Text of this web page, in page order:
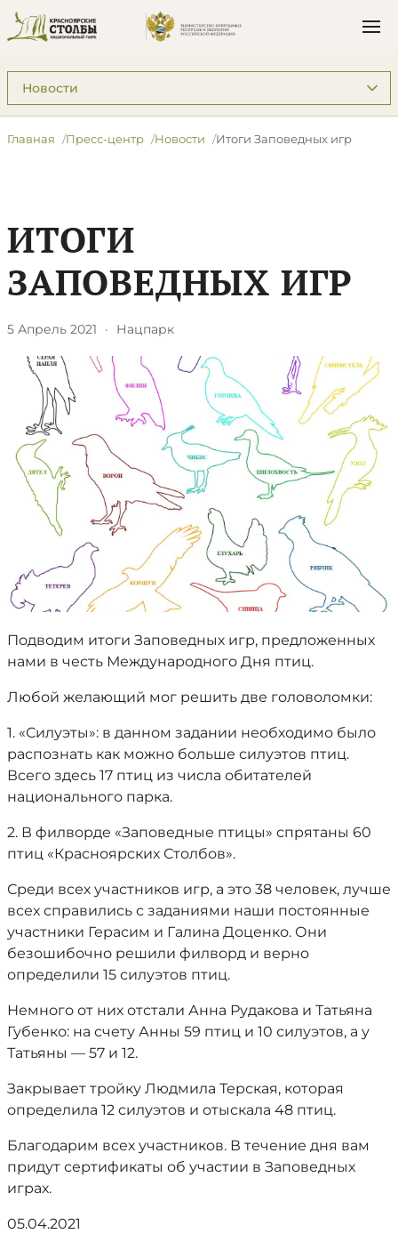
Подразделы: Пресс-центр
Главная Пресс-центр Новости Итоги Заповедных игр
ИТОГИ
ЗАПОВЕДНЫХ ИГР
5 Апрель 2021 · Нацпарк
Подводим итоги Заповедных игр, предложенных
нами в честь Международного Дня птиц.
Любой желающий мог решить две головоломки:
1. «Силуэты»: в данном задании необходимо было
распознать как можно больше силуэтов птиц.
Всего здесь 17 птиц из числа обитателей
национального парка.
2. В филворде «Заповедные птицы» спрятаны 60
птиц «Красноярских Столбов».
Среди всех участников игр, а это 38 человек, лучше
всех справились с заданиями наши постоянные
участники Герасим и Галина Доценко. Они
безошибочно решили филворд и верно
определили 15 силуэтов птиц.
Немного от них отстали Анна Рудакова и Татьяна
Губенко: на счету Анны 59 птиц и 10 силуэтов, а у
Татьяны — 57 и 12.
Закрывает тройку Людмила Терская, которая
определила 12 силуэтов и отыскала 48 птиц.
Благодарим всех участников. В течение дня вам
придут сертификаты об участии в Заповедных
играх.
05.04.2021